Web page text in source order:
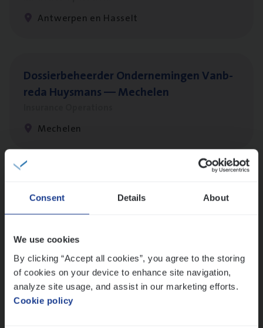
Consent Details About
We use cookies
By clicking “Accept all cookies”, you agree to the storing
of cookies on your device to enhance site navigation,
analyze site usage, and assist in our marketing efforts.
Cookie policy
Antwerpen en Hasselt
Dos­sier­be­heer­der Onder­ne­min­gen Van­b­
re­da Huys­mans — Mechelen
Mechelen
Insurance Operations
Cor­po­ra­te Insu­ran­ce Bro­ker Property
Sales Management